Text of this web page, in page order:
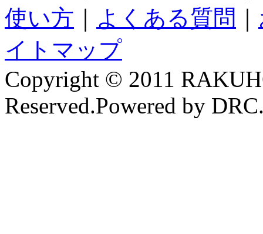
使い方
よくある質問
イトマップ
Copyright © 2011
Reserved.Powered by